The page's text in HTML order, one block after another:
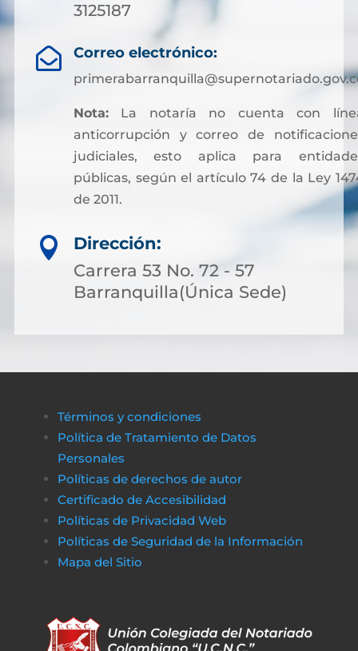
3125187
 Correo electrónico:
Nota:La notaría no cuenta con
anticorrupción y correo de
judiciales, esto aplica para
públicas, según el artículo 74 de la Ley
de 2011.
Sin embargo, para facilitar otros trámites y
pagos asociados a servicios notariales, hoy
es posible acceder a soluciones financieras
más flexibles. Muchas personas optan por
de financiamiento rápido y transparente,
administrativo pueda completarse sin
obstáculos económicos.
De la misma manera, en
jugadores pueden disfrutar de un entorno
de juego claro y sin complicaciones. Al igual
las transacciones son seguras y rápidas, lo
que permite a los jugadores concentrarse

Dirección:
Carrera 53 No. 72 - 57
Barranquilla(Única Sede)
Términos y condiciones
Política de Tratamiento de Datos
Personales
Políticas de derechos de autor
Certificado de Accesibilidad
Políticas de Privacidad Web
Políticas de Seguridad de la Información
Mapa del Sitio